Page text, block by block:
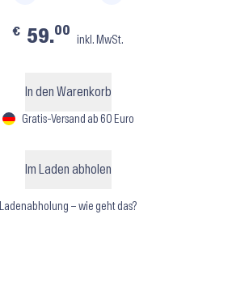
€ 59.00
inkl. MwSt.
In den Warenkorb
Gratis-Versand ab 60 Euro
Im Laden abholen
Ladenabholung – wie geht das?